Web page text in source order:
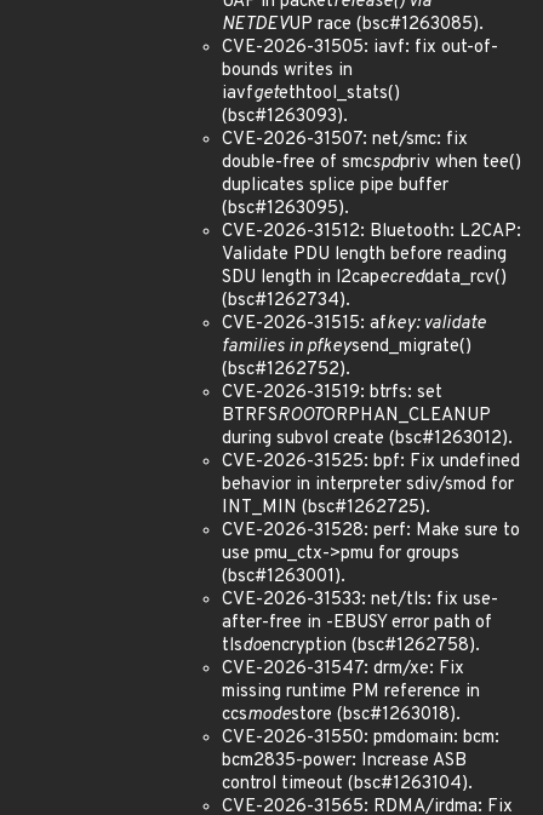
NETDEVUP race (bsc#1263085).
CVE-2026-31505: iavf: fix out-of-
bounds writes in
iavfgetethtool_stats()
(bsc#1263093).
CVE-2026-31507: net/smc: fix
double-free of smcspdpriv when tee()
duplicates splice pipe buffer
(bsc#1263095).
CVE-2026-31512: Bluetooth: L2CAP:
Validate PDU length before reading
SDU length in l2capecreddata_rcv()
(bsc#1262734).
CVE-2026-31515: afkey: validate
families in pfkeysend_migrate()
(bsc#1262752).
CVE-2026-31519: btrfs: set
BTRFSROOTORPHAN_CLEANUP
during subvol create (bsc#1263012).
CVE-2026-31525: bpf: Fix undefined
behavior in interpreter sdiv/smod for
INT_MIN (bsc#1262725).
CVE-2026-31528: perf: Make sure to
use pmu_ctx->pmu for groups
(bsc#1263001).
CVE-2026-31533: net/tls: fix use-
after-free in -EBUSY error path of
tlsdoencryption (bsc#1262758).
CVE-2026-31547: drm/xe: Fix
missing runtime PM reference in
ccsmodestore (bsc#1263018).
CVE-2026-31550: pmdomain: bcm:
bcm2835-power: Increase ASB
control timeout (bsc#1263104).
CVE-2026-31565: RDMA/irdma: Fix